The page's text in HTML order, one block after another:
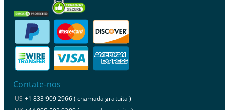
Contate-nos
US +1 833 909 2966 ( chamada gratuita )